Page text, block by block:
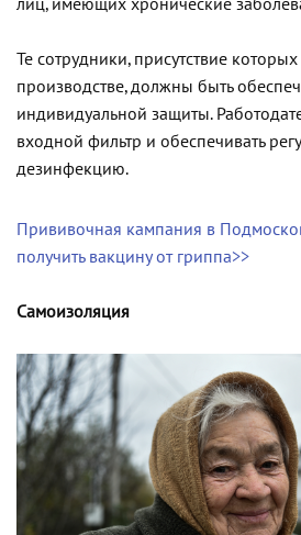
лиц, имеющих хронические
Те сотрудники, присутствие
производстве, должны быть
индивидуальной защиты.
входной фильтр и обеспечивать
дезинфекцию.
Прививочная кампания в
получить вакцину от гриппа>>
Самоизоляция